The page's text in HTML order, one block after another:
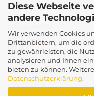
Diese Webseite
andere
Wir verwenden Cookies
Drittanbietern, um die
zu gewährleisten, die
analysieren und Ihnen
bieten zu können.
Datenschutzerklärung.
PARTNERSHOPS